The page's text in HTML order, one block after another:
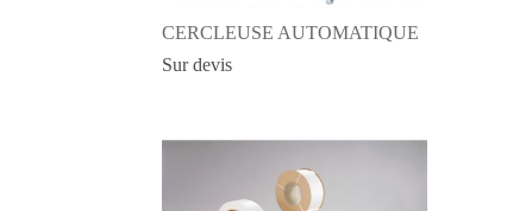
CERCLEUSE AUTOMATIQUE
Sur devis